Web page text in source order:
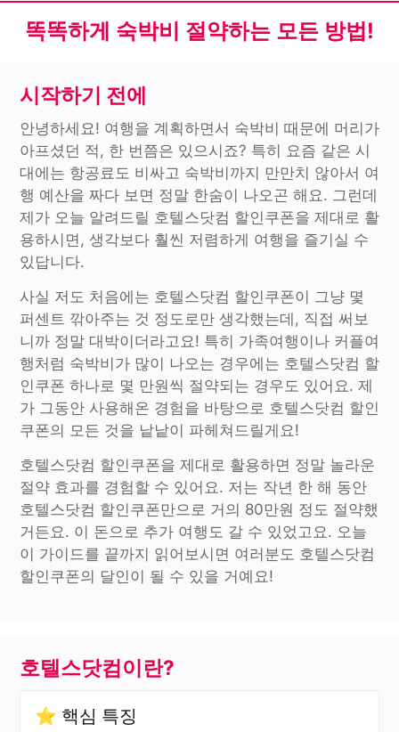
똑똑하게 숙박비 절약하는 모든 방법!
시작하기 전에
안녕하세요! 여행을 계획하면서 숙박비 때문에 머리가
아프셨던 적, 한 번쯤은 있으시죠? 특히 요즘 같은 시
대에는 항공료도 비싸고 숙박비까지 만만치 않아서 여
행 예산을 짜다 보면 정말 한숨이 나오곤 해요. 그런데
제가 오늘 알려드릴 호텔스닷컴 할인쿠폰을 제대로 활
용하시면, 생각보다 훨씬 저렴하게 여행을 즐기실 수
있답니다.
사실 저도 처음에는 호텔스닷컴 할인쿠폰이 그냥 몇
퍼센트 깎아주는 것 정도로만 생각했는데, 직접 써보
니까 정말 대박이더라고요! 특히 가족여행이나 커플여
행처럼 숙박비가 많이 나오는 경우에는 호텔스닷컴 할
인쿠폰 하나로 몇 만원씩 절약되는 경우도 있어요. 제
가 그동안 사용해온 경험을 바탕으로 호텔스닷컴 할인
쿠폰의 모든 것을 낱낱이 파헤쳐드릴게요!
호텔스닷컴 할인쿠폰을 제대로 활용하면 정말 놀라운
절약 효과를 경험할 수 있어요. 저는 작년 한 해 동안
호텔스닷컴 할인쿠폰만으로 거의 80만원 정도 절약했
거든요. 이 돈으로 추가 여행도 갈 수 있었고요. 오늘
이 가이드를 끝까지 읽어보시면 여러분도 호텔스닷컴
할인쿠폰의 달인이 될 수 있을 거예요!
호텔스닷컴이란?
⭐ 핵심 특징